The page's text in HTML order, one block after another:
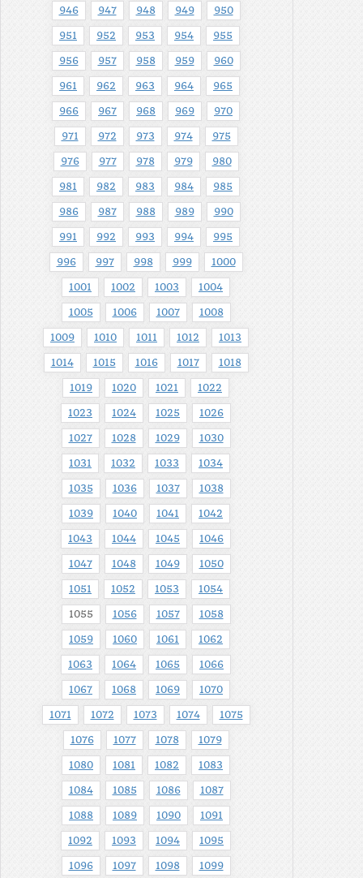
946 947 948 949 950
951 952 953 954 955
956 957 958 959 960
961 962 963 964 965
966 967 968 969 970
971 972 973 974 975
976 977 978 979 980
981 982 983 984 985
986 987 988 989 990
991 992 993 994 995
996 997 998 999 1000
1001 1002 1003 1004
1005 1006 1007 1008
1009 1010 1011 1012 1013
1014 1015 1016 1017 1018
1019 1020 1021 1022
1023 1024 1025 1026
1027 1028 1029 1030
1031 1032 1033 1034
1035 1036 1037 1038
1039 1040 1041 1042
1043 1044 1045 1046
1047 1048 1049 1050
1051 1052 1053 1054
1055 1056 1057 1058
1059 1060 1061 1062
1063 1064 1065 1066
1067 1068 1069 1070
1071 1072 1073 1074 1075
1076 1077 1078 1079
1080 1081 1082 1083
1084 1085 1086 1087
1088 1089 1090 1091
1092 1093 1094 1095
1096 1097 1098 1099